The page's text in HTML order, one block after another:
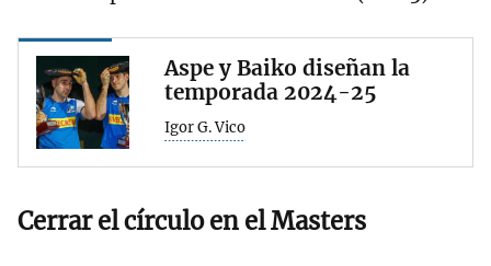
Aspe y Baiko diseñan la
temporada 2024-25
Igor G. Vico
Cerrar el círculo en el Masters